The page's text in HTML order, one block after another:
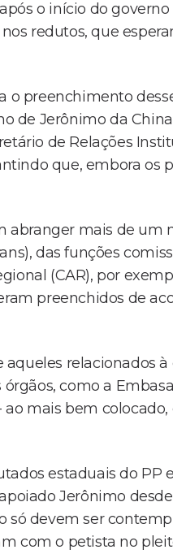
o início do
redutos, que
o preenchimento
de Jerônimo da
de Relações
que, embora os
abranger mais de um
das funções
(CAR), por
preenchidos de
relacionados
como a
mais bem
estaduais do PP
Jerônimo
só devem ser
com o petista no